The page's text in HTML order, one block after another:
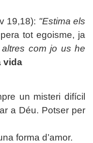
19,18): "Estima els
tot egoisme, ja
com jo us he
vida
un misteri difícil
a Déu. Potser per
forma d’amor.